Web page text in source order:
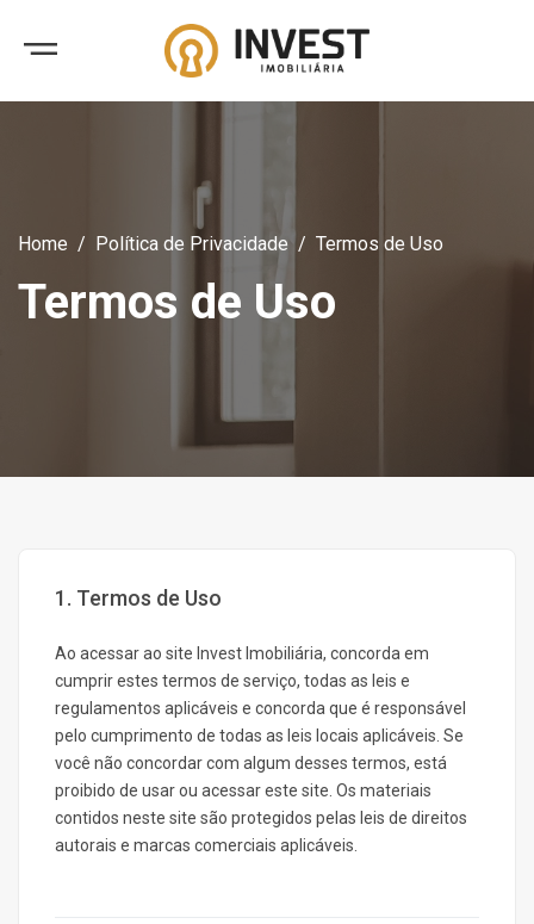
Home Política de Privacidade Termos de Uso
Termos de Uso
1. Termos de Uso
Ao acessar ao site Invest Imobiliária, concorda em
cumprir estes termos de serviço, todas as leis e
regulamentos aplicáveis e concorda que é responsável
pelo cumprimento de todas as leis locais aplicáveis. Se
você não concordar com algum desses termos, está
proibido de usar ou acessar este site. Os materiais
contidos neste site são protegidos pelas leis de direitos
autorais e marcas comerciais aplicáveis.